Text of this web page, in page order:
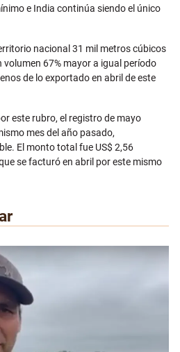
e India continúa siendo el único
nacional 31 mil metros cúbicos
volumen 67% mayor a igual período
de lo exportado en abril de este
este rubro, el registro de mayo
mes del año pasado,
El monto total fue US$ 2,56
se facturó en abril por este mismo